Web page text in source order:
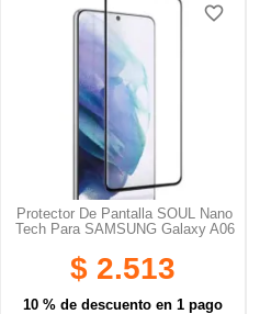
Protector De Pantalla SOUL Nano
Tech Para SAMSUNG Galaxy A06
$ 2.513
10 % de descuento en 1 pago
favorite_border
favorite_border
favorite_border